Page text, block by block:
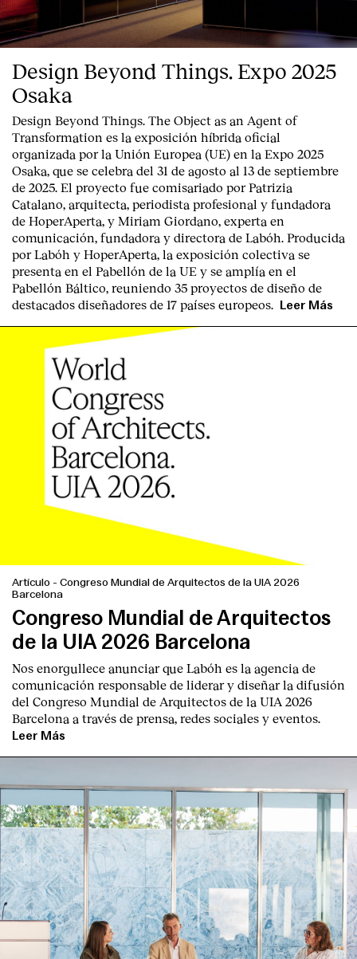
Clientes
Design Beyond Things. Expo 2025
Osaka
Design Beyond Things. The Object as an Agent of
Transformation es la exposición híbrida oficial
organizada por la Unión Europea (UE) en la Expo 2025
Osaka , que se celebra del 31 de agosto al 13 de septiembre
de 2025 . El proyecto fue comisariado porPatrizia
Catalano , arquitecta, periodista profesional y fundadora
de HoperAperta, y Miriam Giordano , experta en
comunicación, fundadora y directora de Labóh. Producida
porLabóh y HoperAperta, la exposición colectiva se
presenta en el Pabellón de la UE y se amplía en el
Pabellón Báltico , reuniendo 35 proyectos de diseño de
destacados diseñadores de 17 países europeos Leer Más
Artículo - Congreso Mundial de Arquitectos de la UIA 2026
Barcelona
Congreso Mundial de Arquitectos
de la UIA 2026 Barcelona
Nos enorgullece anunciar que Labóh es la agencia de
comunicación responsable de liderar y diseñar la difusión
del Congreso Mundial de Arquitectos de la UIA 2026
Barcelona a través de prensa, redes sociales y eventos.
Leer Más